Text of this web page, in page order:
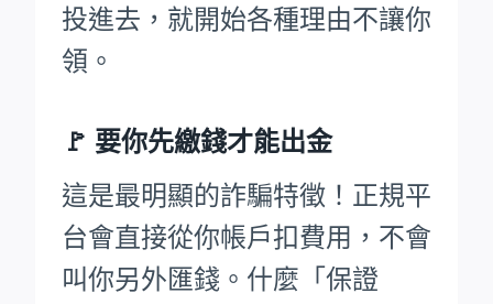
投進去，就開始各種理由不讓你
領。
🚩 要你先繳錢才能出金
這是最明顯的詐騙特徵！正規平
台會直接從你帳戶扣費用，不會
叫你另外匯錢。什麼「保證